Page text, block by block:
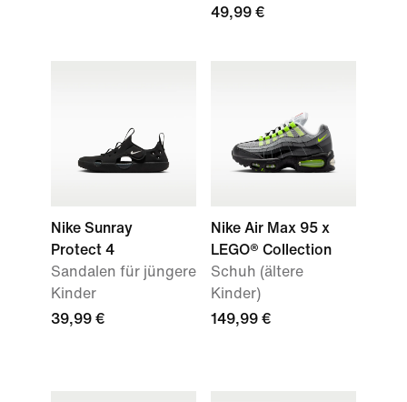
49,99 €
Nike Sunray
Protect 4
Sandalen für jüngere
Kinder
39,99 €
Nike Air Max 95 x
LEGO® Collection
Schuh (ältere
Kinder)
149,99 €